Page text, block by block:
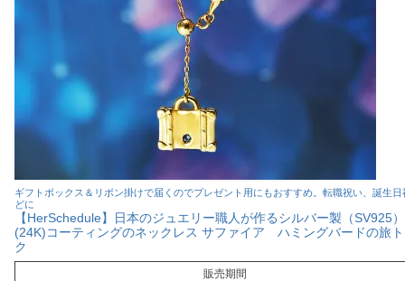
ギフトボックス＆リボン掛けで届くのでプレゼント用にもおすすめ。転職祝い、誕生日
どに
【HerSchedule】日本のジュエリー職人が作るシルバー製（SV925
(24K)コーティングのネックレス サファイア ハミングバードの旅
ク
販売期間